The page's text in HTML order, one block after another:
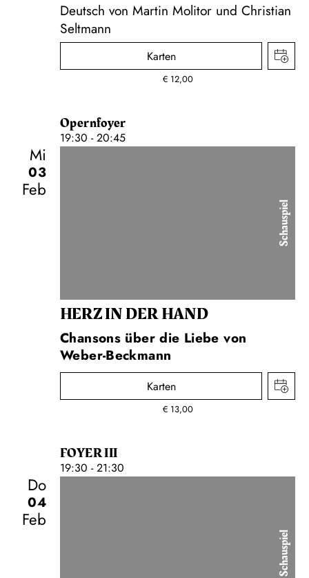
Deutsch von Martin Molitor und Christian
Seltmann
Karten
€ 12,00
Opernfoyer
19:30 - 20:45
Mi
03
Feb
Schauspiel
HERZ IN DER HAND
Chansons über die Liebe von
Weber-Beckmann
Karten
€ 13,00
FOYER III
19:30 - 21:30
Do
04
Feb
Schauspiel